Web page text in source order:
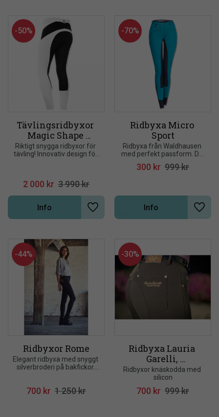
Tävlingsridbyxor
Magic Shape
silicon Top Reiter
Riktigt snygga ridbyxor för
tävling! Innovativ design för
softshell från Schoell
2 000 kr 3 990kr
50%
Lägg till i önskelista
Info
Ridbyxa Micro
Sport
Ridbyxa från Waldhausen
med perfekt passform. De
har ett slätt
smutsavvisande tyg på ut
300 kr 999kr
70%
Lägg
Info
Ridbyxor Rome
Elegant ridbyxa med snyggt
silverbroderi på bakfickor.
700 kr 1 250kr
44%
Ridbyxa Lauria
Garelli,
siliconskodda
Ridbyxor knäskodda med
silicon
700 kr 999kr
30%